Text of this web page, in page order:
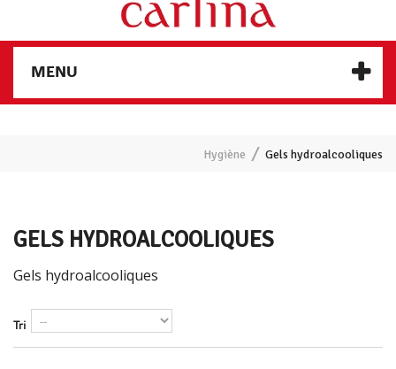
MENU
Hygiène Gels hydroalcooliques
GELS HYDROALCOOLIQUES
Gels hydroalcooliques
Tri